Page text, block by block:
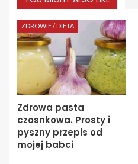
ZDROWIE / DIETA
Zdrowa pasta
czosnkowa. Prosty i
pyszny przepis od
mojej babci